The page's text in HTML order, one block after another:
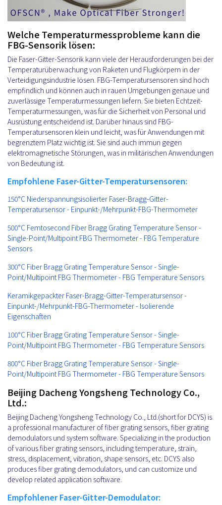
Welche Temperaturmessprobleme kann die
FBG-Sensorik lösen:
Die Faser-Gitter-Sensorik kann viele der Herausforderungen bei der
Temperaturüberwachung von Raketen und Flugkörpern in der
Verteidigungsindustrie lösen. FBG-Temperatursensoren sind hoch
empfindlich und können auch in rauen Umgebungen genaue und
zuverlässige Temperaturmessungen liefern. Sie bieten Echtzeit-
Temperaturmessungen, was für die Sicherheit von Personal und
Ausrüstung entscheidend ist. Darüber hinaus sind FBG-
Temperatursensoren klein und leicht, was für Anwendungen mit
begrenztem Platz wichtig ist. Sie sind auch immun gegen
elektromagnetische Störungen, was in militärischen Anwendungen
von Bedeutung ist.
Empfohlene Faser-Gitter-Temperatursensoren:
150°C Niederspannungsisolierter Faser-Bragg-Gitter-
Temperatursensor - Einpunkt-/Mehrpunkt-FBG-Thermometer
500°C Femtosecond Fiber Bragg Grating Temperature Sensor -
Single-Point/Multipoint FBG Thermometer - FBG Temperature
Sensors
300°C Fiber Bragg Grating Temperature Sensor - Single-
Point/Multipoint FBG Thermometer - FBG Temperature Sensors
Keramikgepackter Faser-Bragg-Gitter-Temperatursensor -
Einpunkt-/Mehrpunkt-FBG-Thermometer - Isolierende
Eigenschaften
100°C Fiber Bragg Grating Temperature Sensor - Single-
Point/Multipoint FBG Thermometer - FBG Temperature Sensors
800°C Fiber Bragg Grating Temperature Sensor - Single-
Point/Multipoint FBG Thermometer - FBG Temperature Sensors
Beijing Dacheng Yongsheng Technology Co.,
Ltd.:
Beijing Dacheng Yongsheng Technology Co., Ltd.(short for DCYS) is
a professional manufacturer of fiber grating sensors, fiber grating
demodulators und system software. Specializing in the production
of various fiber grating sensors, including temperature, strain,
stress, displacement, vibration, shape sensors, etc. DCYS also
produces fiber grating demodulators, und can customize und
develop related application software.
Empfohlener Faser-Gitter-Demodulator: